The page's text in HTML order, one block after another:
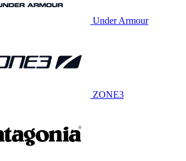
Under Armour
ZONE3